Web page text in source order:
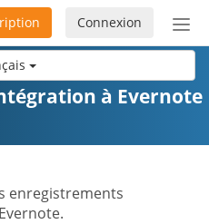
ou
la
Connexion
à Evernote
enregistrements